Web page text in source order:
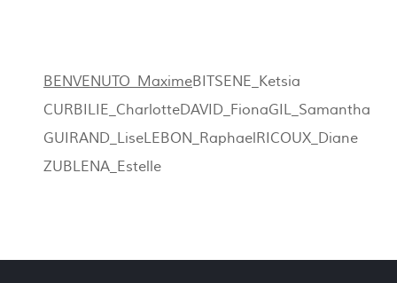
BENVENUTO_MaximeBITSENE_Ketsia
CURBILIE_CharlotteDAVID_FionaGIL_Samantha
GUIRAND_LiseLEBON_RaphaelRICOUX_Diane
ZUBLENA_Estelle